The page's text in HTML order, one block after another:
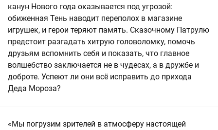
канун Нового года оказывается под угрозой:
обиженная Тень наводит переполох в магазине
игрушек, и герои теряют память. Сказочному Патрулю
предстоит разгадать хитрую головоломку, помочь
друзьям вспомнить себя и показать, что главное
волшебство заключается не в чудесах, а в дружбе и
доброте. Успеют ли они всё исправить до прихода
Деда Мороза?
«Мы погрузим зрителей в атмосферу настоящей